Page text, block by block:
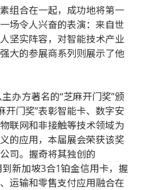
组合在一起，成功地将第一
场令人兴奋的表演：来自世
坚实阵容，对智能技术产业
大的参展商系列则展示了他
办方著名的“芝麻开门奖”颁
开门奖”表彰智能卡、数字安
联网和非接触等技术领域为
的应用，本届展会荣获该奖
司。握奇将其独创的
新加坡3合1铂金信用卡，握
运输和零售支付应用融合在